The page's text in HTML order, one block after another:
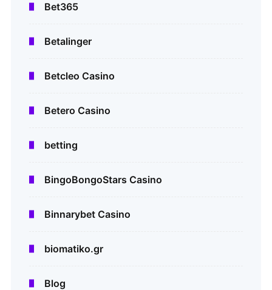
Bet365
Betalinger
Betcleo Casino
Betero Casino
betting
BingoBongoStars Casino
Binnarybet Casino
biomatiko.gr
Blog